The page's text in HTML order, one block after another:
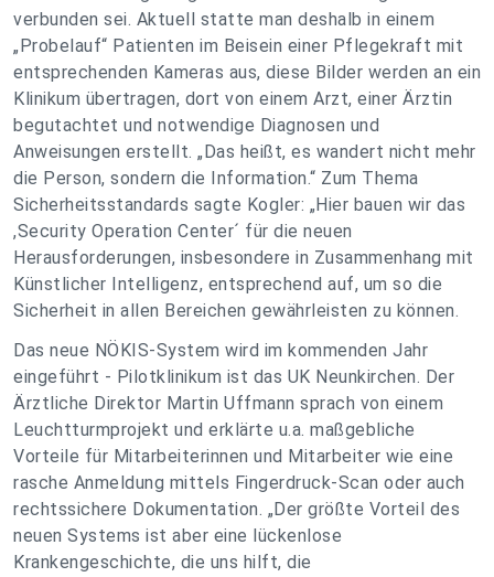
verbunden sei. Aktuell statte man deshalb in einem
„Probelauf“ Patienten im Beisein einer Pflegekraft mit
entsprechenden Kameras aus, diese Bilder werden an ein
Klinikum übertragen, dort von einem Arzt, einer Ärztin
begutachtet und notwendige Diagnosen und
Anweisungen erstellt. „Das heißt, es wandert nicht mehr
die Person, sondern die Information.“ Zum Thema
Sicherheitsstandards sagte Kogler: „Hier bauen wir das
,Security Operation Center´ für die neuen
Herausforderungen, insbesondere in Zusammenhang mit
Künstlicher Intelligenz, entsprechend auf, um so die
Sicherheit in allen Bereichen gewährleisten zu können.
Das neue NÖKIS-System wird im kommenden Jahr
eingeführt - Pilotklinikum ist das UK Neunkirchen. Der
Ärztliche Direktor Martin Uffmann sprach von einem
Leuchtturmprojekt und erklärte u.a. maßgebliche
Vorteile für Mitarbeiterinnen und Mitarbeiter wie eine
rasche Anmeldung mittels Fingerdruck-Scan oder auch
rechtssichere Dokumentation. „Der größte Vorteil des
neuen Systems ist aber eine lückenlose
Krankengeschichte, die uns hilft, die